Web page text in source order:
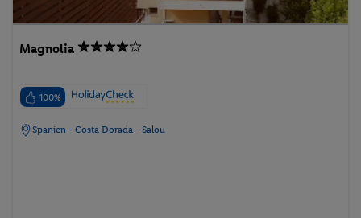
Magnolia
100%
Spanien - Costa Dorada - Salou